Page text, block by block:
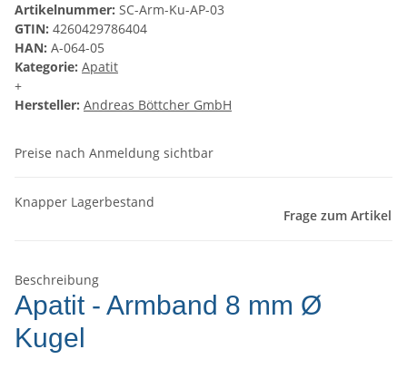
Artikelnummer: SC-Arm-Ku-AP-03
GTIN: 4260429786404
HAN: A-064-05
Kategorie: Apatit
+
Hersteller: Andreas Böttcher GmbH
Preise nach Anmeldung sichtbar
Knapper Lagerbestand
Frage zum Artikel
Beschreibung
Apatit - Armband 8 mm Ø
Kugel